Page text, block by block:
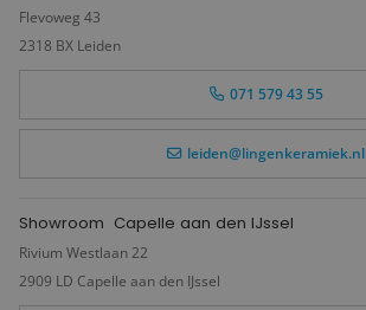
Flevoweg 43
2318 BX Leiden
071 579 43 55
leiden@lingenkeramiek.nl
Showroom Capelle aan den IJssel
Rivium Westlaan 22
2909 LD Capelle aan den IJssel